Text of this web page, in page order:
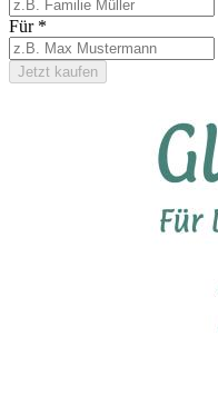
Für *
Jetzt kaufen